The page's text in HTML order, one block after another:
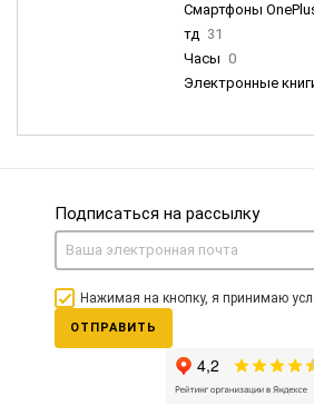
Смартфоны
тд 31
Часы 0
Электронные
Подписаться на рассылку
Нажимая на кнопку, я принимаю
ОТПРАВИТЬ